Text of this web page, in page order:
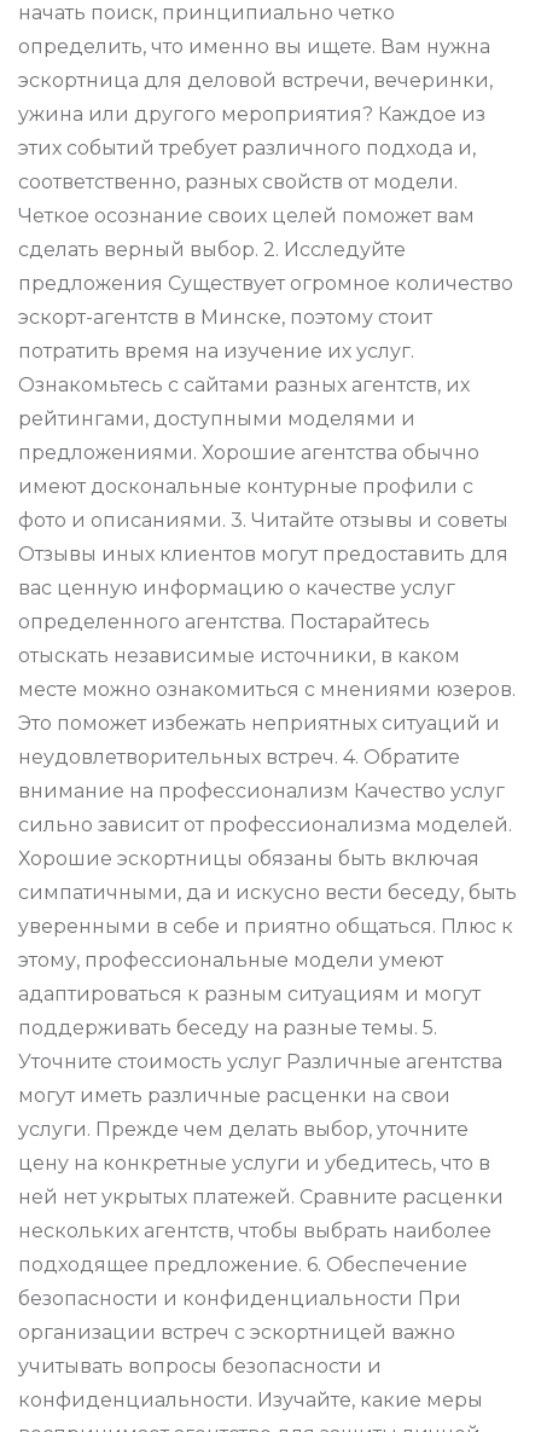
начать поиск, принципиально четко
определить, что именно вы ищете. Вам нужна
эскортница для деловой встречи, вечеринки,
ужина или другого мероприятия? Каждое из
этих событий требует различного подхода и,
соответственно, разных свойств от модели.
Четкое осознание своих целей поможет вам
сделать верный выбор. 2. Исследуйте
предложения Существует огромное количество
эскорт-агентств в Минске, поэтому стоит
потратить время на изучение их услуг.
Ознакомьтесь с сайтами разных агентств, их
рейтингами, доступными моделями и
предложениями. Хорошие агентства обычно
имеют доскональные контурные профили с
фото и описаниями. 3. Читайте отзывы и советы
Отзывы иных клиентов могут предоставить для
вас ценную информацию о качестве услуг
определенного агентства. Постарайтесь
отыскать независимые источники, в каком
месте можно ознакомиться с мнениями юзеров.
Это поможет избежать неприятных ситуаций и
неудовлетворительных встреч. 4. Обратите
внимание на профессионализм Качество услуг
сильно зависит от профессионализма моделей.
Хорошие эскортницы обязаны быть включая
симпатичными, да и искусно вести беседу, быть
уверенными в себе и приятно общаться. Плюс к
этому, профессиональные модели умеют
адаптироваться к разным ситуациям и могут
поддерживать беседу на разные темы. 5.
Уточните стоимость услуг Различные агентства
могут иметь различные расценки на свои
услуги. Прежде чем делать выбор, уточните
цену на конкретные услуги и убедитесь, что в
ней нет укрытых платежей. Сравните расценки
нескольких агентств, чтобы выбрать наиболее
подходящее предложение. 6. Обеспечение
безопасности и конфиденциальности При
организации встреч с эскортницей важно
учитывать вопросы безопасности и
конфиденциальности. Изучайте, какие меры